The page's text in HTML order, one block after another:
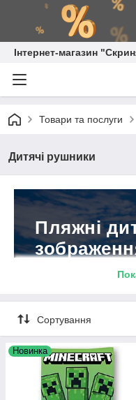
Інтернет-магазин
Товари та послуги
Дитячі рушники
Пляжні
героїв
Купуйте
доставкою по
магазині
ПЕРЕЙТИ ДО
Сортування
Новинка